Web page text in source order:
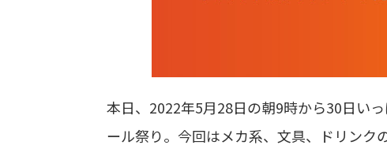
本日、2022年5月28日の朝9時から30日い
ール祭り。今回はメカ系、文具、ドリンク